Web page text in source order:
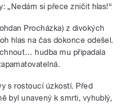
„Nedám si přece zničit hlas!“
Procházka) z divokých
hlas na čas dokonce odešel.
hudba mu připadala
s rostoucí úzkostí. Před
byl unavený k smrti, vyhublý,